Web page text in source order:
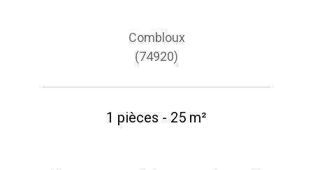
Combloux
(74920)
1 pièces - 25 m²